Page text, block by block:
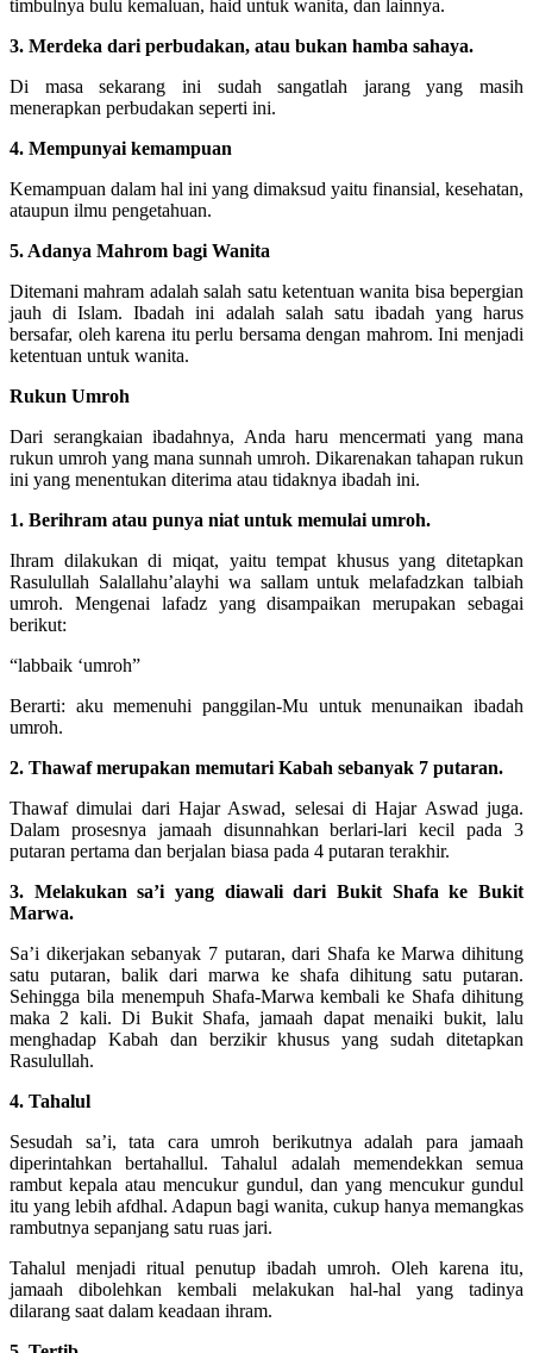
timbulnya bulu kemaluan, haid untuk wanita, dan lainnya.
3. Merdeka dari perbudakan, atau bukan hamba sahaya.
Di masa sekarang ini sudah sangatlah jarang yang masih
menerapkan perbudakan seperti ini.
4. Mempunyai kemampuan
Kemampuan dalam hal ini yang dimaksud yaitu finansial, kesehatan,
ataupun ilmu pengetahuan.
5. Adanya Mahrom bagi Wanita
Ditemani mahram adalah salah satu ketentuan wanita bisa bepergian
jauh di Islam. Ibadah ini adalah salah satu ibadah yang harus
bersafar, oleh karena itu perlu bersama dengan mahrom. Ini menjadi
ketentuan untuk wanita.
Rukun Umroh
Dari serangkaian ibadahnya, Anda haru mencermati yang mana
rukun umroh yang mana sunnah umroh. Dikarenakan tahapan rukun
ini yang menentukan diterima atau tidaknya ibadah ini.
1. Berihram atau punya niat untuk memulai umroh.
Ihram dilakukan di miqat, yaitu tempat khusus yang ditetapkan
Rasulullah Salallahu’alayhi wa sallam untuk melafadzkan talbiah
umroh. Mengenai lafadz yang disampaikan merupakan sebagai
berikut:
“labbaik ‘umroh”
Berarti: aku memenuhi panggilan-Mu untuk menunaikan ibadah
umroh.
2. Thawaf merupakan memutari Kabah sebanyak 7 putaran.
Thawaf dimulai dari Hajar Aswad, selesai di Hajar Aswad juga.
Dalam prosesnya jamaah disunnahkan berlari-lari kecil pada 3
putaran pertama dan berjalan biasa pada 4 putaran terakhir.
3. Melakukan sa’i yang diawali dari Bukit Shafa ke Bukit
Marwa.
Sa’i dikerjakan sebanyak 7 putaran, dari Shafa ke Marwa dihitung
satu putaran, balik dari marwa ke shafa dihitung satu putaran.
Sehingga bila menempuh Shafa-Marwa kembali ke Shafa dihitung
maka 2 kali. Di Bukit Shafa, jamaah dapat menaiki bukit, lalu
menghadap Kabah dan berzikir khusus yang sudah ditetapkan
Rasulullah.
4. Tahalul
Sesudah sa’i, tata cara umroh berikutnya adalah para jamaah
diperintahkan bertahallul. Tahalul adalah memendekkan semua
rambut kepala atau mencukur gundul, dan yang mencukur gundul
itu yang lebih afdhal. Adapun bagi wanita, cukup hanya memangkas
rambutnya sepanjang satu ruas jari.
Tahalul menjadi ritual penutup ibadah umroh. Oleh karena itu,
jamaah dibolehkan kembali melakukan hal-hal yang tadinya
dilarang saat dalam keadaan ihram.